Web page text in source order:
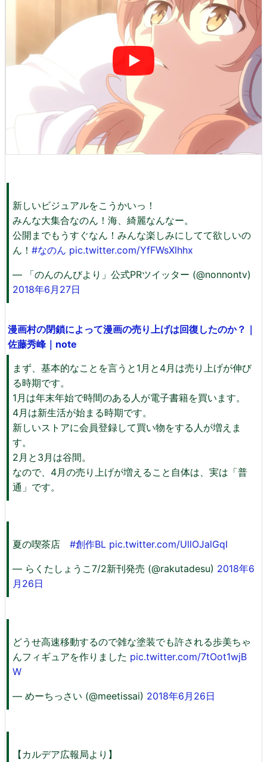
新しいビジュアルをこうかいっ！
みんな大集合なのん！海、綺麗なんなー。
公開までもうすぐなん！みんな楽しみにしてて欲しいの
ん！ #なのん pic.twitter.com/YfFWsXlhhx
— 「のんのんびより」公式PRツイッター (@nonnontv)
2018年6月27日
漫画村の閉鎖によって漫画の売り上げは回復したのか？｜
佐藤秀峰｜note
まず、基本的なことを言うと1月と4月は売り上げが伸び
る時期です。
1月は年末年始で時間のある人が電子書籍を買います。
4月は新生活が始まる時期です。
新しいストアに会員登録して買い物をする人が増えま
す。
2月と3月は谷間。
なので、4月の売り上げが増えること自体は、実は「普
通」です。
夏の喫茶店 #創作BL pic.twitter.com/UllOJalGqI
— らくたしょうこ7/2新刊発売 (@rakutadesu) 2018年6
月26日
どうせ高速移動するので雑な塗装でも許される歩美ちゃ
んフィギュアを作りました pic.twitter.com/7tOot1wjB
W
— めーちっさい (@meetissai) 2018年6月26日
【カルデア広報局より】